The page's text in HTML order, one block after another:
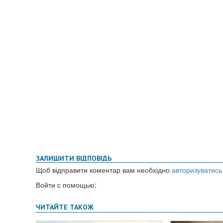
ЗАЛИШИТИ ВІДПОВІДЬ
Щоб відправити коментар вам необхідно авторизуватись
Войти с помощью: